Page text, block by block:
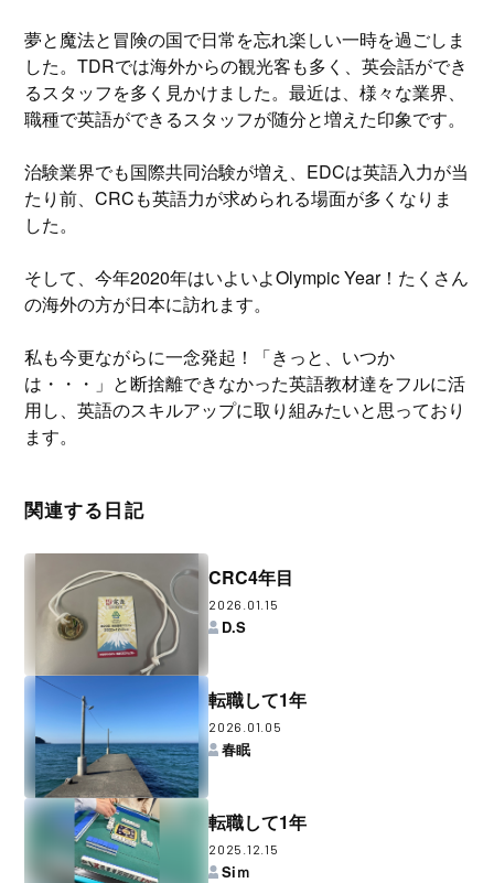
夢と魔法と冒険の国で日常を忘れ楽しい一時を過ごしま
した。TDRでは海外からの観光客も多く、英会話ができ
るスタッフを多く見かけました。最近は、様々な業界、
職種で英語ができるスタッフが随分と増えた印象です。
治験業界でも国際共同治験が増え、EDCは英語入力が当
たり前、CRCも英語力が求められる場面が多くなりま
した。
そして、今年2020年はいよいよOlympic Year！たくさん
の海外の方が日本に訪れます。
私も今更ながらに一念発起！「きっと、いつか
は・・・」と断捨離できなかった英語教材達をフルに活
用し、英語のスキルアップに取り組みたいと思っており
ます。
関連する日記
CRC4年目
2026.01.15
D.S
転職して1年
2026.01.05
春眠
転職して1年
2025.12.15
Siｍ